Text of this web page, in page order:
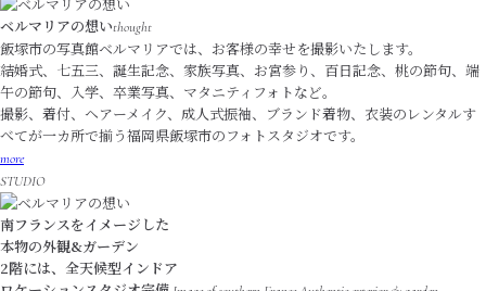
ベルマリアの想いthought
飯塚市の写真館ベルマリアでは、お客様の幸せを撮影いたします。
結婚式、七五三、誕生記念、家族写真、お宮参り、百日記念、桃の節句、端
午の節句、入学、卒業写真、マタニティフォトなど。
撮影、着付、ヘアーメイク、成人式振袖、ブランド着物、衣装のレンタルす
べてが一カ所で揃う福岡県飯塚市のフォトスタジオです。
more
STUDIO
南フランスをイメージした
本物の外観&ガーデン
2階には、全天候型インドア